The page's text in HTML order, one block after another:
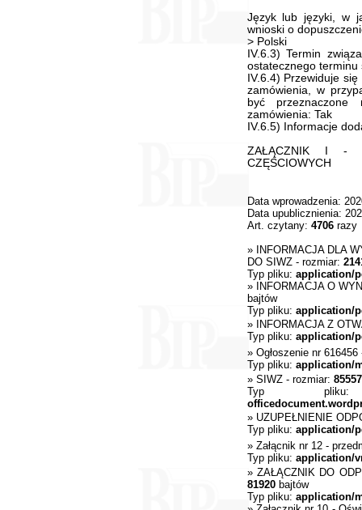
Język lub języki, w
wnioski o
> Polski
IV.6.3) Termin
ostatecznego terminu
IV.6.4) Przewiduje
zamówienia, w
być przeznaczone
zamówienia: Tak
IV.6.5) Informacje
ZAŁĄCZNIK I -
CZĘŚCIOWYCH
Data wprowadzenia:
Data upublicznienia:
Art. czytany: 4706razy
»
INFORMACJA DLA
DO SIWZ- rozmiar:
Typ pliku: application/
»
INFORMACJA O
bajtów
Typ pliku: application/
»
INFORMACJA Z
Typ pliku: application/
» Ogłoszenie nr 616456
Typ pliku: application/
» SIWZ- rozmiar: 85557
Typ
» UZUPEŁNIENIE
Typ pliku: application/
» Załącnik nr 12 -
Typ pliku: application/
» ZAŁĄCZNIK DO
81920bajtów
Typ pliku: application/